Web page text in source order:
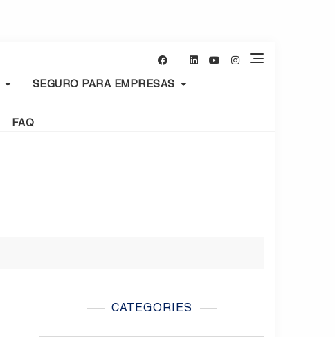
SEGURO PARA EMPRESAS
FAQ
CATEGORIES